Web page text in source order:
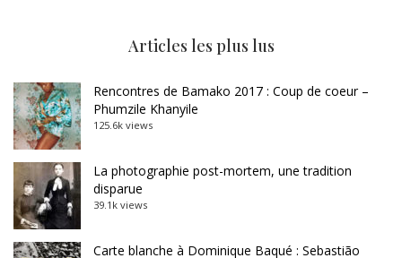
Articles les plus lus
Rencontres de Bamako 2017 : Coup de coeur –
Phumzile Khanyile
125.6k views
La photographie post-mortem, une tradition
disparue
39.1k views
Carte blanche à Dominique Baqué : Sebastião